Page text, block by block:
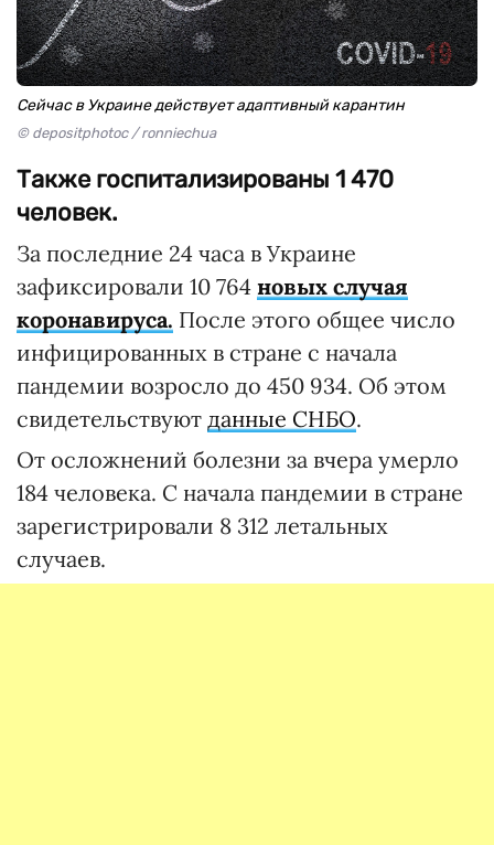
Сейчас в Украине действует адаптивный карантин
© depositphotoc / ronniechua
Также госпитализированы 1 470
человек.
За последние 24 часа в Украине
зафиксировали 10 764 новых случая
коронавируса. После этого общее число
инфицированных в стране с начала
пандемии возросло до 450 934. Об этом
свидетельствуют данные СНБО.
От осложнений болезни за вчера умерло
184 человека. С начала пандемии в стране
зарегистрировали 8 312 летальных
случаев.